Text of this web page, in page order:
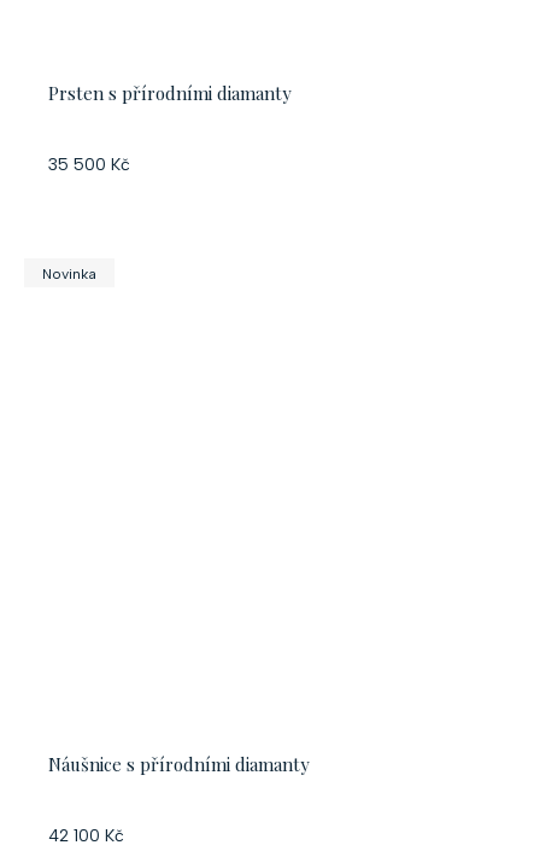
Prsten s přírodními diamanty
35 500 Kč
Novinka
Náušnice s přírodními diamanty
42 100 Kč